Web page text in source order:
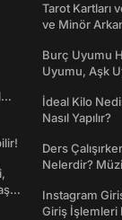
Tarot Kartları
ve Minör
Burç Uyumu
Uyumu, Aşk
İdeal Kilo
Nasıl Yapılır?
Ders
Nelerdir?
Instagram
Giriş İşlemleri